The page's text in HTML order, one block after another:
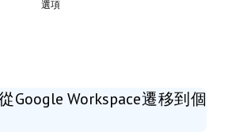
選項
Google Workspace遷移到個